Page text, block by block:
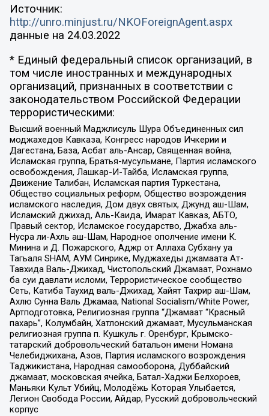
Источник:
http://unro.minjust.ru/NKOForeignAgent.aspx
данные на 24.03.2022
* Единый федеральный список организаций, в
том числе иностранных и международных
организаций, признанных в соответствии с
законодательством Российской Федерации
террористическими:
Высший военный Маджлисуль Шура Объединенных сил
моджахедов Кавказа, Конгресс народов Ичкерии и
Дагестана, База, Асбат аль-Ансар, Священная война,
Исламская группа, Братья-мусульмане, Партия исламского
освобождения, Лашкар-И-Тайба, Исламская группа,
Движение Талибан, Исламская партия Туркестана,
Общество социальных реформ, Общество возрождения
исламского наследия, Дом двух святых, Джунд аш-Шам,
Исламский джихад, Аль-Каида, Имарат Кавказ, АБТО,
Правый сектор, Исламское государство, Джабха аль-
Нусра ли-Ахль аш-Шам, Народное ополчение имени К.
Минина и Д. Пожарского, Аджр от Аллаха Субхану уа
Тагьаля SHAM, АУМ Синрике, Муджахеды джамаата Ат-
Тавхида Валь-Джихад, Чистопольский Джамаат, Рохнамо
ба суи давлати исломи, Террористическое сообщество
Сеть, Катиба Таухид валь-Джихад, Хайят Тахрир аш-Шам,
Ахлю Сунна Валь Джамаа, National Socialism/White Power,
Артподготовка, Религиозная группа “Джамаат “Красный
пахарь”, Колумбайн, Хатлонский джамаат, Мусульманская
религиозная группа п. Кушкуль г. Оренбург, Крымско-
татарский добровольческий батальон имени Номана
Челебиджихана, Азов, Партия исламского возрождения
Таджикистана, Народная самооборона, Дуббайский
джамаат, московская ячейка, Батал-Хаджи Белхороев,
Маньяки Культ Убийц, Молодёжь Которая Улыбается,
Легион Свобода России, Айдар, Русский добровольческий
корпус